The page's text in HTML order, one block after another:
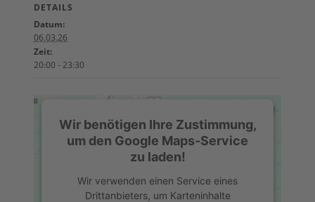
DETAILS
Datum:
06.03.26
Zeit:
20:00 - 23:30
Wir benötigen Ihre Zustimmung,
um den Google Maps-Service
zu laden!
Wir verwenden einen Service eines
Drittanbieters, um Karteninhalte